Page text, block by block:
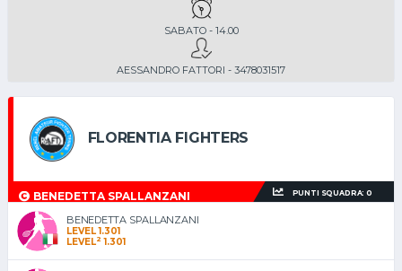
SABATO - 14.00
AESSANDRO FATTORI - 3478031517
FLORENTIA FIGHTERS
BENEDETTA SPALLANZANI PUNTI SQUADRA: 0
BENEDETTA SPALLANZANI
LEVEL 1.301
LEVEL2 1.301